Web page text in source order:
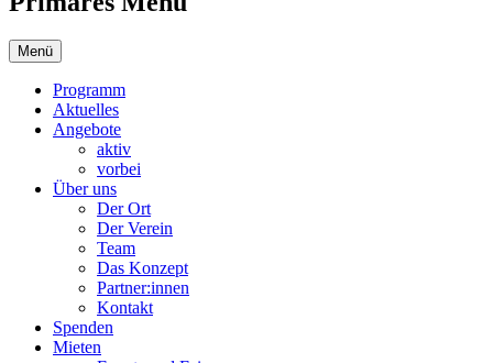
Menü
Programm
Aktuelles
Angebote
aktiv
vorbei
Über uns
Der Ort
Der Verein
Team
Das Konzept
Partner:innen
Kontakt
Spenden
Mieten